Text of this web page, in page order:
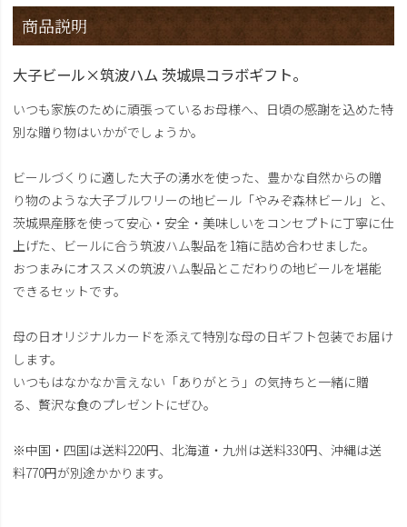
商品説明
大子ビール×筑波ハム 茨城県コラボギフト。
いつも家族のために頑張っているお母様へ、日頃の感謝を込めた特
別な贈り物はいかがでしょうか。
ビールづくりに適した大子の湧水を使った、豊かな自然からの贈
り物のような大子ブルワリーの地ビール「やみぞ森林ビール」と、
茨城県産豚を使って安心・安全・美味しいをコンセプトに丁寧に仕
上げた、ビールに合う筑波ハム製品を1箱に詰め合わせました。
おつまみにオススメの筑波ハム製品とこだわりの地ビールを堪能
できるセットです。
母の日オリジナルカードを添えて特別な母の日ギフト包装でお届け
します。
いつもはなかなか言えない「ありがとう」の気持ちと一緒に贈
る、贅沢な食のプレゼントにぜひ。
※中国・四国は送料220円、北海道・九州は送料330円、沖縄は送
料770円が別途かかります。